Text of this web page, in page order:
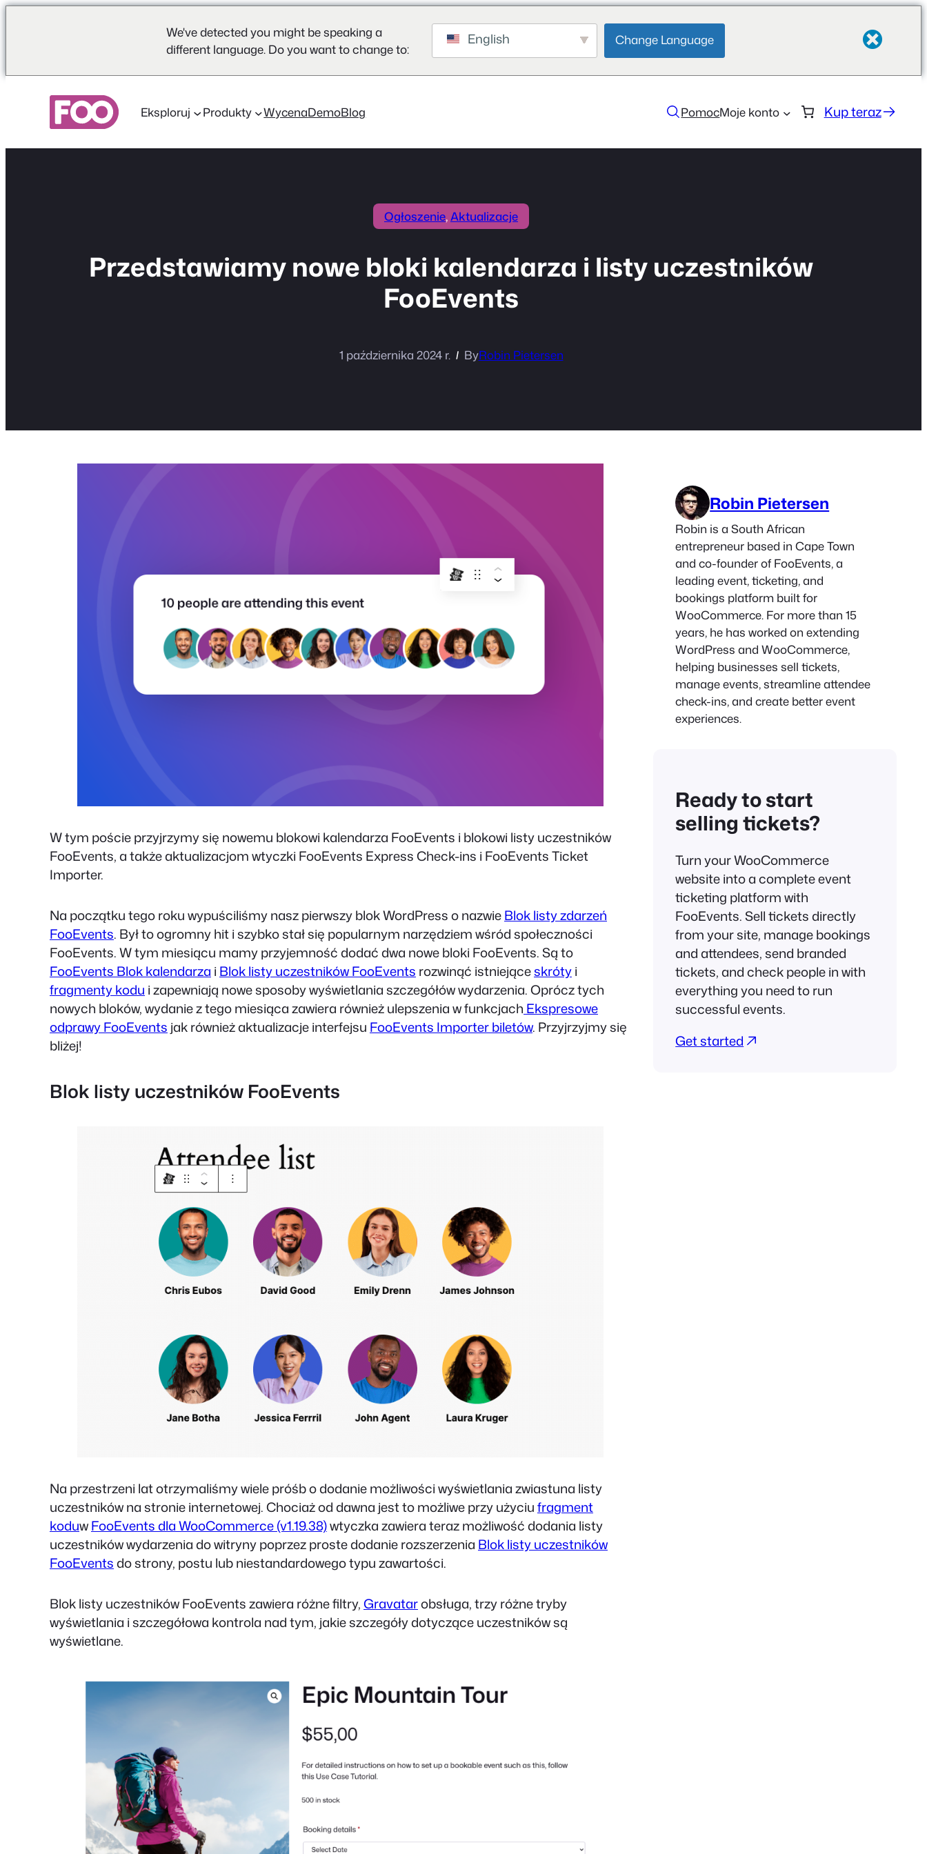
We've detected you might be speaking a
different language. Do you want to change to:
English Change Language
Eksploruj Produkty WycenaDemoBlog PomocMoje konto Kup teraz
Ogłoszenie, Aktualizacje
Przedstawiamy nowe bloki kalendarza i listy uczestników
FooEvents
1 października 2024 r. ByRobin Pietersen
W tym poście przyjrzymy się nowemu blokowi kalendarza FooEvents i blokowi listy uczestników
FooEvents, a także aktualizacjom wtyczki FooEvents Express Check-ins i FooEvents Ticket
Importer.
Na początku tego roku wypuściliśmy nasz pierwszy blok WordPress o nazwieBlok listy zdarzeń
FooEvents. Był to ogromny hit i szybko stał się popularnym narzędziem wśród społeczności
FooEvents. W tym miesiącu mamy przyjemność dodać dwa nowe bloki FooEvents. Są to
FooEvents Blok kalendarza i Blok listy uczestników FooEvents rozwinąć istniejąceskrótyi
fragmenty kodu i zapewniają nowe sposoby wyświetlania szczegółów wydarzenia. Oprócz tych
nowych bloków, wydanie z tego miesiąca zawiera również ulepszenia w funkcjach Ekspresowe
odprawy FooEvents jak również aktualizacje interfejsu FooEvents Importer biletów. Przyjrzyjmy się
bliżej!
Blok listy uczestników FooEvents
Na przestrzeni lat otrzymaliśmy wiele próśb o dodanie możliwości wyświetlania zwiastuna listy
uczestników na stronie internetowej. Chociaż od dawna jest to możliwe przy użyciufragment
koduwFooEvents dla WooCommerce (v1.19.38)wtyczka zawiera teraz możliwość dodania listy
uczestników wydarzenia do witryny poprzez proste dodanie rozszerzenia Blok listy uczestników
FooEventsdo strony, postu lub niestandardowego typu zawartości.
Blok listy uczestników FooEvents zawiera różne filtry,Gravatarobsługa, trzy różne tryby
wyświetlania i szczegółowa kontrola nad tym, jakie szczegóły dotyczące uczestników są
wyświetlane.
Robin Pietersen
Robin is a South African
entrepreneur based in Cape Town
and co-founder of FooEvents, a
leading event, ticketing, and
bookings platform built for
WooCommerce. For more than 15
years, he has worked on extending
WordPress and WooCommerce,
helping businesses sell tickets,
manage events, streamline attendee
check-ins, and create better event
experiences.
Ready to start
selling tickets?
Turn your WooCommerce
website into a complete event
ticketing platform with
FooEvents. Sell tickets directly
from your site, manage bookings
and attendees, send branded
tickets, and check people in with
everything you need to run
successful events.
Get started